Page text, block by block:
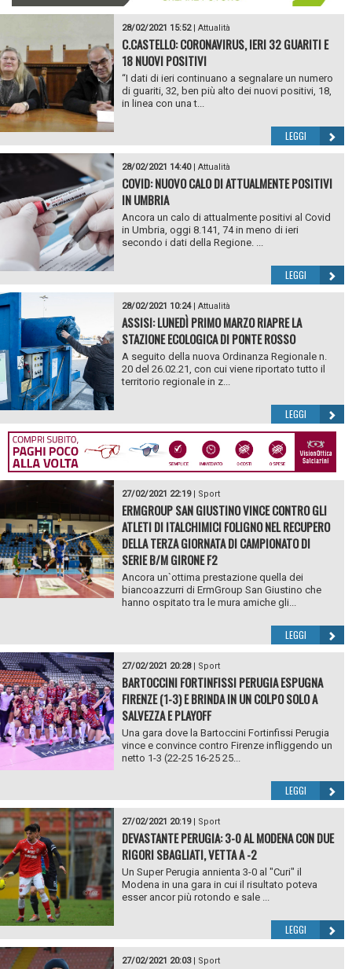
28/02/2021 15:52| Attualità
C.CASTELLO: CORONAVIRUS, IERI 32 GUARITI E
18 NUOVI POSITIVI
“I dati di ieri continuano a segnalare un numero
di guariti, 32, ben più alto dei nuovi positivi, 18,
in linea con una t...
LEGGI
28/02/2021 14:40| Attualità
COVID: NUOVO CALO DI ATTUALMENTE POSITIVI
IN UMBRIA
Ancora un calo di attualmente positivi al Covid
in Umbria, oggi 8.141, 74 in meno di ieri
secondo i dati della Regione. ...
LEGGI
28/02/2021 10:24| Attualità
ASSISI: LUNEDÌ PRIMO MARZO RIAPRE LA
STAZIONE ECOLOGICA DI PONTE ROSSO
A seguito della nuova Ordinanza Regionale n.
20 del 26.02.21, con cui viene riportato tutto il
territorio regionale in z...
LEGGI
27/02/2021 22:19| Sport
ERMGROUP SAN GIUSTINO VINCE CONTRO GLI
ATLETI DI ITALCHIMICI FOLIGNO NEL RECUPERO
DELLA TERZA GIORNATA DI CAMPIONATO DI
SERIE B/M GIRONE F2
Ancora un`ottima prestazione quella dei
biancoazzurri di ErmGroup San Giustino che
hanno ospitato tra le mura amiche gli...
LEGGI
27/02/2021 20:28| Sport
BARTOCCINI FORTINFISSI PERUGIA ESPUGNA
FIRENZE (1-3) E BRINDA IN UN COLPO SOLO A
SALVEZZA E PLAYOFF
Una gara dove la Bartoccini Fortinfissi Perugia
vince e convince contro Firenze infliggendo un
netto 1-3 (22-25 16-25 25...
LEGGI
27/02/2021 20:19| Sport
DEVASTANTE PERUGIA: 3-0 AL MODENA CON DUE
RIGORI SBAGLIATI, VETTA A -2
Un Super Perugia annienta 3-0 al "Curi" il
Modena in una gara in cui il risultato poteva
esser ancor più rotondo e sale ...
LEGGI
27/02/2021 20:03| Sport